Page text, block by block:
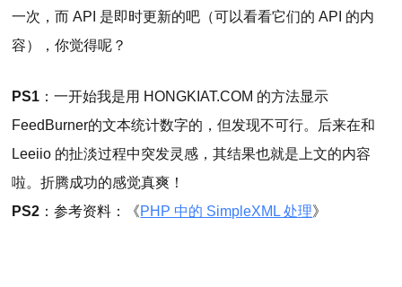
一次，而 API 是即时更新的吧（可以看看它们的 API 的内
容），你觉得呢？
PS1 ：一开始我是用 HONGKIAT.COM 的方法显示
FeedBurner的文本统计数字的，但发现不可行。后来在和
Leeiio 的扯淡过程中突发灵感，其结果也就是上文的内容
啦。折腾成功的感觉真爽！
PS2 ：参考资料：《PHP 中的 SimpleXML 处理》